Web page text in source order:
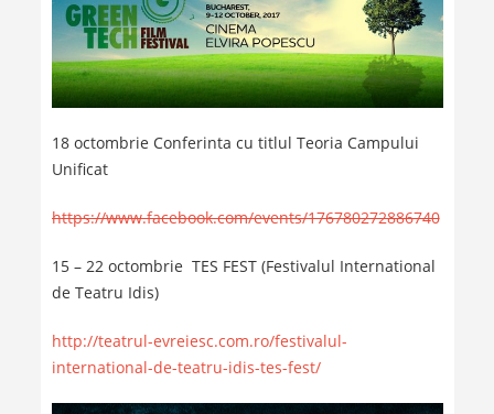
18 octombrie Conferinta cu titlul Teoria Campului
Unificat
https://www.facebook.com/events/176780272886740
15 – 22 octombrie TES FEST (Festivalul International
de Teatru Idis)
http://teatrul-evreiesc.com.ro/festivalul-
international-de-teatru-idis-tes-fest/